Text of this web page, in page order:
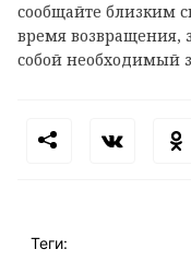
сообщайте близким
время возвращения,
собой необходимый
Теги: